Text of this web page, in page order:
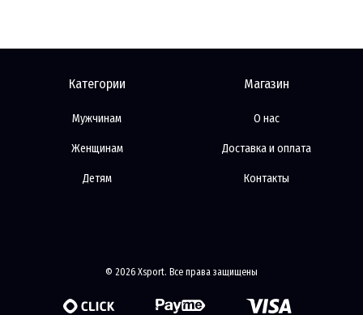
Категории
Мужчинам
Женщинам
Детям
Магазин
О нас
Доставка и оплата
Контакты
© 2026 Xsport. Все права защищены